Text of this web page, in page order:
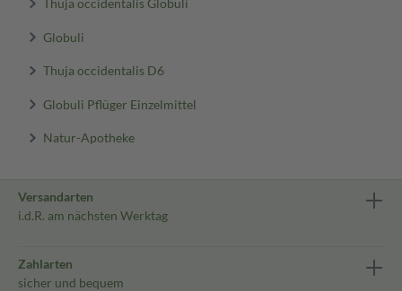
Globuli
Thuja occidentalis D6
Globuli Pflüger Einzelmittel
Natur-Apotheke
Versandarten
i.d.R. am nächsten Werktag
Zahlarten
sicher und bequem